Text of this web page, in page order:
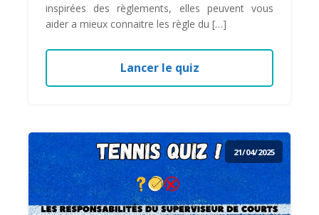
inspirées des règlements, elles peuvent vous
aider a mieux connaitre les règle du […]
Lancer le quiz
21/04/2025